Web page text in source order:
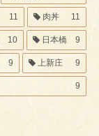
11 肉丼 11
10 日本橋 9
9 上新庄 9
9